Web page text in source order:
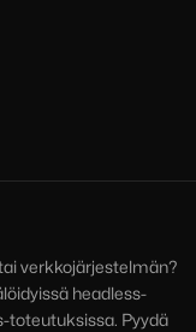
verkkojärjestelmän?
headless-
toteutuksissa. Pyydä